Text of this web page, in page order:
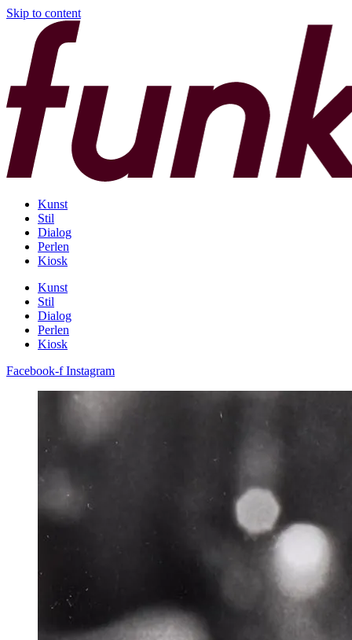
Skip to content
Kunst
Stil
Dialog
Perlen
Kiosk
Kunst
Stil
Dialog
Perlen
Kiosk
Facebook-f Instagram